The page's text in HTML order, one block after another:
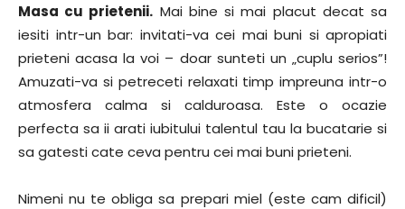
Masa cu prietenii. Mai bine si mai placut decat sa
iesiti intr-un bar: invitati-va cei mai buni si apropiati
prieteni acasa la voi – doar sunteti un „cuplu serios”!
Amuzati-va si petreceti relaxati timp impreuna intr-o
atmosfera calma si calduroasa. Este o ocazie
perfecta sa ii arati iubitului talentul tau la bucatarie si
sa gatesti cate ceva pentru cei mai buni prieteni.
Nimeni nu te obliga sa prepari miel (este cam dificil)